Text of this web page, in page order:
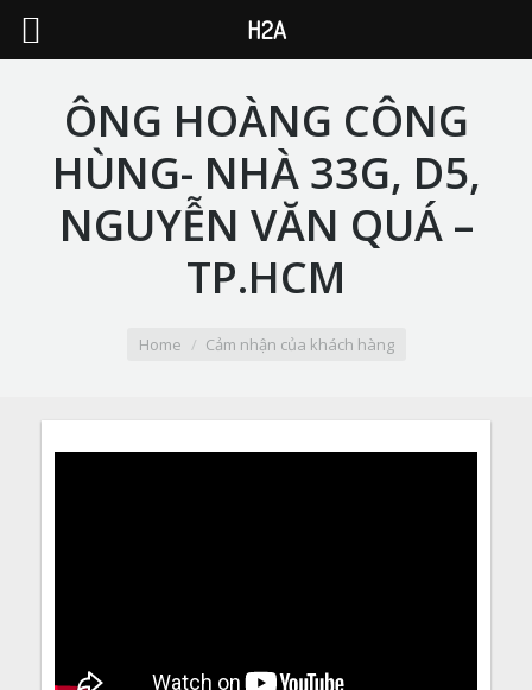
ÔNG HOÀNG CÔNG
HÙNG- NHÀ 33G, D5,
NGUYỄN VĂN QUÁ –
TP.HCM
Home Cảm nhận của khách hàng
H2A